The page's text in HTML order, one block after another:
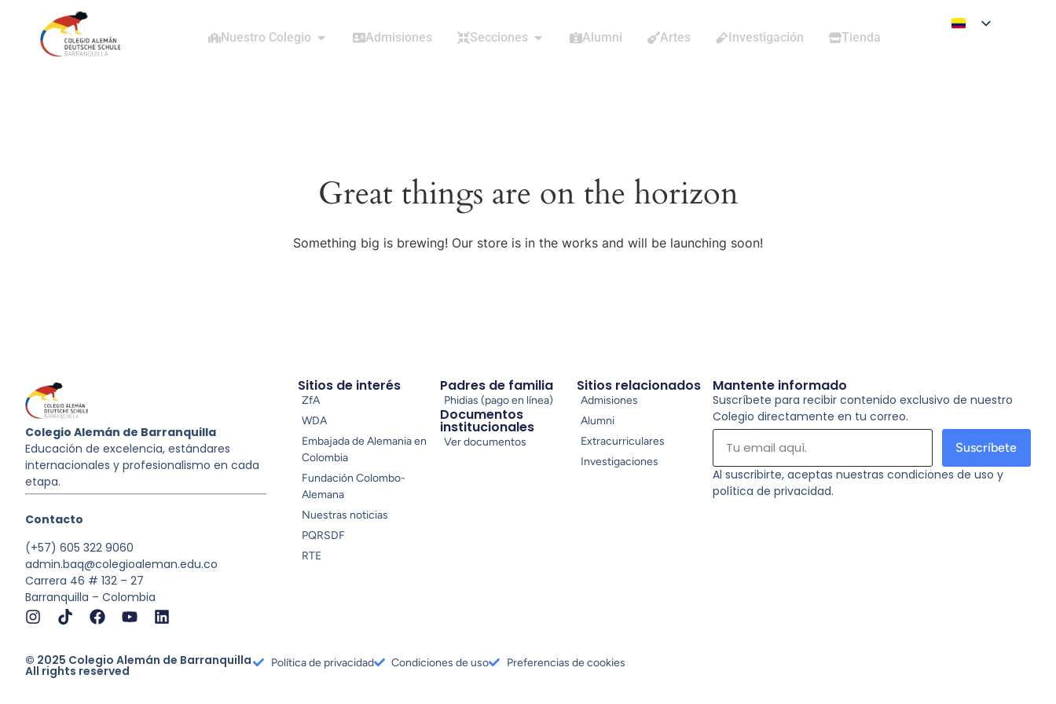
Nuestro Colegio Admisiones Secciones Alumni Artes Investigación Tienda
Great things are on the horizon
Something big is brewing! Our store is in the works and will be launching soon!
Colegio Alemán de Barranquilla
Educación de excelencia, estándares
internacionales y profesionalismo en cada
etapa.
Contacto
(+57) 605 322 9060
admin.baq@colegioaleman.edu.co
Carrera 46 # 132 – 27
Barranquilla – Colombia
Sitios de interés
ZfA
WDA
Embajada de Alemania en
Colombia
Fundación Colombo-
Alemana
Nuestras noticias
PQRSDF
RTE
Padres de familia
Phidias (pago en línea)
Documentos
institucionales
Ver documentos
Sitios relacionados
Admisiones
Alumni
Extracurriculares
Investigaciones
Mantente informado
Suscríbete para recibir contenido exclusivo de nuestro
Colegio directamente en tu correo.
Suscríbete
Al suscribirte, aceptas nuestras condiciones de uso y
política de privacidad.
© 2025 Colegio Alemán de Barranquilla
All rights reserved
Política de privacidad Condiciones de uso Preferencias de cookies